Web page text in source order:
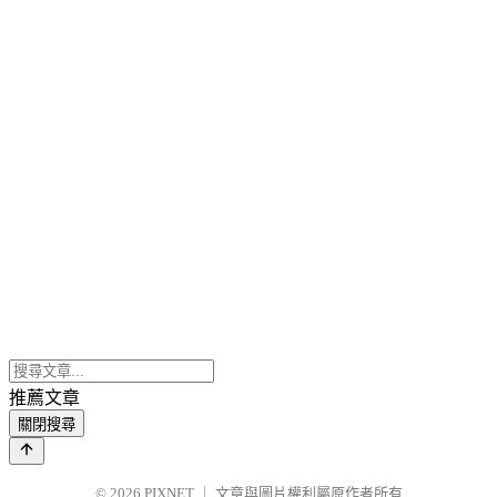
推薦文章
關閉搜尋
© 2026 PIXNET 文章與圖片權利屬原作者所有